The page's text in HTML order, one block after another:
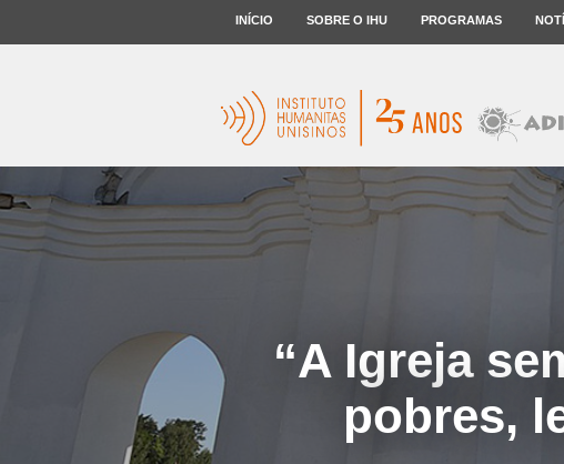
INÍCIO SOBRE O IHU PROGRAMAS
“A Igreja
pobres,